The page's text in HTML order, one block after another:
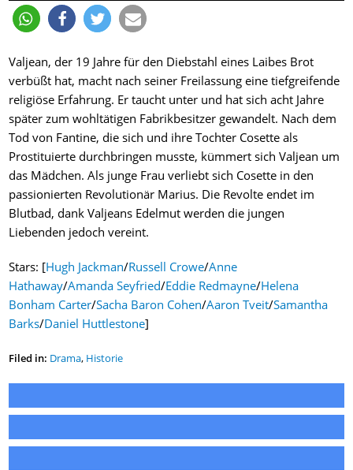
Valjean, der 19 Jahre für den Diebstahl eines Laibes Brot
verbüßt hat, macht nach seiner Freilassung eine tiefgreifende
religiöse Erfahrung. Er taucht unter und hat sich acht Jahre
später zum wohltätigen Fabrikbesitzer gewandelt. Nach dem
Tod von Fantine, die sich und ihre Tochter Cosette als
Prostituierte durchbringen musste, kümmert sich Valjean um
das Mädchen. Als junge Frau verliebt sich Cosette in den
passionierten Revolutionär Marius. Die Revolte endet im
Blutbad, dank Valjeans Edelmut werden die jungen
Liebenden jedoch vereint.
Stars: [Hugh Jackman/Russell Crowe/Anne
Hathaway/Amanda Seyfried/Eddie Redmayne/Helena
Bonham Carter/Sacha Baron Cohen/Aaron Tveit/Samantha
Barks/Daniel Huttlestone]
Filed in: Drama, Historie